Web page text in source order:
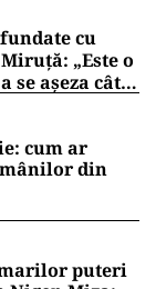
cu
„Este o
se așeza cât
cum ar
din
puteri